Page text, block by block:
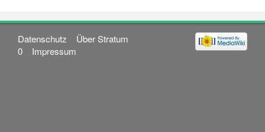
Datenschutz
Über Stratum
0
Impressum